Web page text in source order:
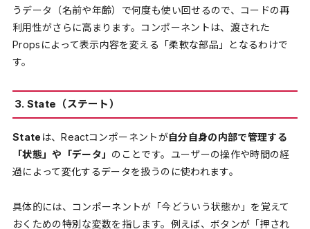
うデータ（名前や年齢）で何度も使い回せるので、コードの再
利用性がさらに高まります。コンポーネントは、渡された
Propsによって表示内容を変える「柔軟な部品」となるわけで
す。
3. State（ステート）
State は、Reactコンポーネントが自分自身の内部で管理する
「状態」や「データ」 のことです。ユーザーの操作や時間の経
過によって変化するデータを扱うのに使われます。
具体的には、コンポーネントが「今どういう状態か」を覚えて
おくための特別な変数を指します。例えば、ボタンが「押され